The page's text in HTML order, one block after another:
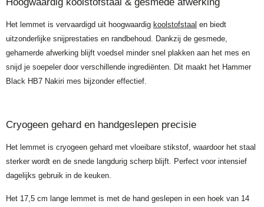
Het lemmet is vervaardigd uit hoogwaardig koolstofstaal en biedt
uitzonderlijke snijprestaties en randbehoud. Dankzij de gesmede,
gehamerde afwerking blijft voedsel minder snel plakken aan het mes en
snijd je soepeler door verschillende ingrediënten. Dit maakt het Hammer
Black HB7 Nakiri mes bijzonder effectief.
Cryogeen gehard en handgeslepen precisie
Het lemmet is cryogeen gehard met vloeibare stikstof, waardoor het staal
sterker wordt en de snede langdurig scherp blijft. Perfect voor intensief
dagelijks gebruik in de keuken.
Het 17,5 cm lange lemmet is met de hand geslepen in een hoek van 14